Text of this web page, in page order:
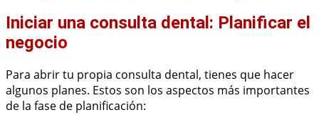
Iniciar una consulta dental: Planificar el
negocio
Para abrir tu propia consulta dental, tienes que hacer
algunos planes. Estos son los aspectos más importantes
de la fase de planificación: